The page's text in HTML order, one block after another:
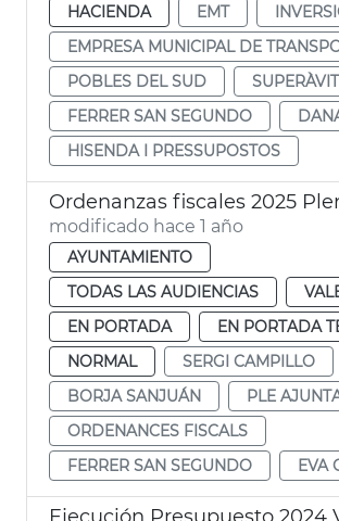
HACIENDA
EMT
EMPRESA MUNICIPAL DE
POBLES DEL SUD
SUPERÀVIT
FERRER SAN SEGUNDO
HISENDA I PRESSUPOSTOS
modificado hace 1 año
AYUNTAMIENTO
TODAS LAS AUDIENCIAS
EN PORTADA
EN PORTADA
NORMAL
SERGI CAMPILLO
BORJA SANJUÁN
PLE
ORDENANCES FISCALS
FERRER SAN SEGUNDO
EVA
Ejecución Presupuesto 2024